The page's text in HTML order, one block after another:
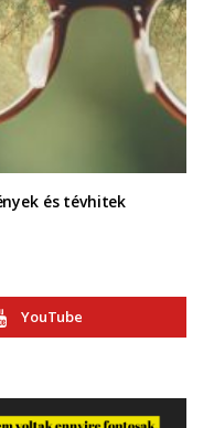
és tévhitek
YouTube